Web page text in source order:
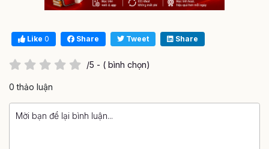
Like 0 Share Tweet Share
/5 - ( bình chọn)
0 thảo luận